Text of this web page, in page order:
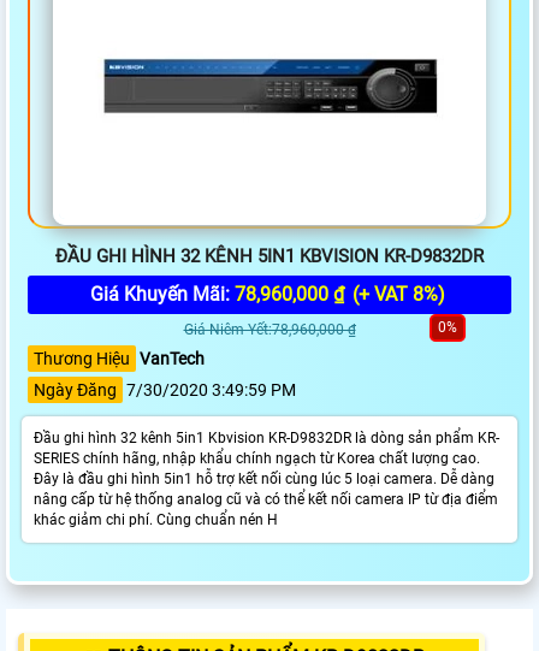
ĐẦU GHI HÌNH 32 KÊNH 5IN1 KBVISION KR-D9832DR
Giá Khuyến Mãi: 78,960,000 ₫ (+ VAT 8%)
Giá Niêm Yết:78,960,000 ₫ 0%
Thương Hiệu VanTech
Ngày Đăng 7/30/2020 3:49:59 PM
Đầu ghi hình 32 kênh 5in1 Kbvision KR-D9832DR là dòng sản phẩm KR-
SERIES chính hãng, nhập khẩu chính ngạch từ Korea chất lượng cao.
Đây là đầu ghi hình 5in1 hỗ trợ kết nối cùng lúc 5 loại camera. Dễ dàng
nâng cấp từ hệ thống analog cũ và có thể kết nối camera IP từ địa điểm
khác giảm chi phí. Cùng chuẩn nén H